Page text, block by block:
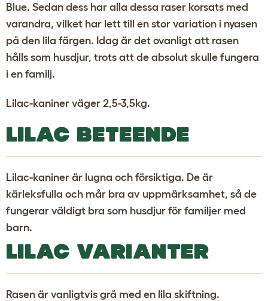
Blue. Sedan dess har alla dessa raser korsats med
varandra, vilket har lett till en stor variation i nyasen
på den lila färgen. Idag är det ovanligt att rasen
hålls som husdjur, trots att de absolut skulle fungera
i en familj.
Lilac-kaniner väger 2,5-3,5kg.
LILAC BETEENDE
Lilac-kaniner är lugna och försiktiga. De är
kärleksfulla och mår bra av uppmärksamhet, så de
fungerar väldigt bra som husdjur för familjer med
barn.
LILAC VARIANTER
Rasen är vanligtvis grå med en lila skiftning.